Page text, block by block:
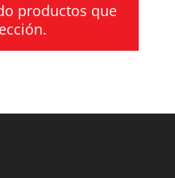
productos que